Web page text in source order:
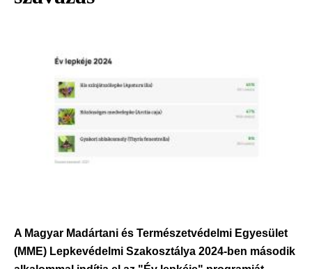
A Magyar Madártani és Természetvédelmi Egyesület
(MME) Lepkevédelmi Szakosztálya 2024-ben második